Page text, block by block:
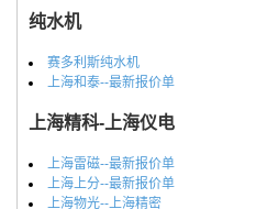
纯水机
赛多利斯纯水机
上海和泰--最新报价单
上海精科-上海仪电
上海雷磁--最新报价单
上海上分--最新报价单
上海物光--上海精密